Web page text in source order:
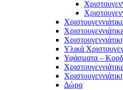
Υλικά
Υφάσματα –
Δώρα